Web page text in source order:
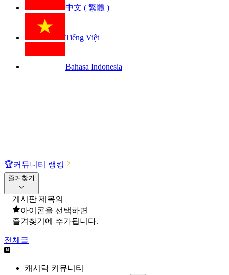
中文 ( 繁體 )
Tiếng Việt
Bahasa Indonesia
🏆커뮤니티 랭킹
즐겨찾기
게시판 제목의
아이콘을 선택하면
즐겨찾기에 추가됩니다.
전체글
캐시닥 커뮤니티